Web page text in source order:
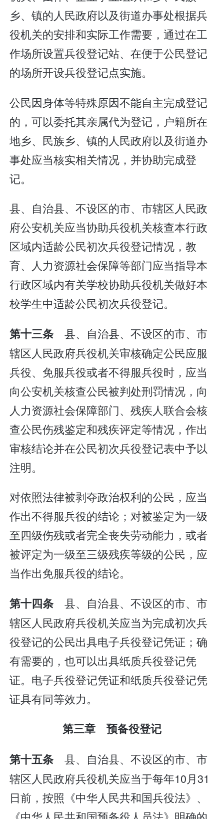
乡、镇的人民政府以及街道办事处根据兵
役机关的安排和实际工作需要，通过在工
作场所设置兵役登记站、在便于公民登记
的场所开设兵役登记点实施。
公民因身体等特殊原因不能自主完成登记
的，可以委托其亲属代为登记，户籍所在
地乡、民族乡、镇的人民政府以及街道办
事处应当核实相关情况，并协助完成登
记。
县、自治县、不设区的市、市辖区人民政
府公安机关应当协助兵役机关核查本行政
区域内适龄公民初次兵役登记情况，教
育、人力资源社会保障等部门应当指导本
行政区域内有关学校协助兵役机关做好本
校学生中适龄公民初次兵役登记。
第十三条县、自治县、不设区的市、市
辖区人民政府兵役机关审核确定公民应服
兵役、免服兵役或者不得服兵役时，应当
向公安机关核查公民被判处刑罚情况，向
人力资源社会保障部门、残疾人联合会核
查公民伤残鉴定和残疾评定等情况，作出
审核结论并在公民初次兵役登记表中予以
注明。
对依照法律被剥夺政治权利的公民，应当
作出不得服兵役的结论；对被鉴定为一级
至四级伤残或者完全丧失劳动能力，或者
被评定为一级至三级残疾等级的公民，应
当作出免服兵役的结论。
第十四条县、自治县、不设区的市、市
辖区人民政府兵役机关应当为完成初次兵
役登记的公民出具电子兵役登记凭证；确
有需要的，也可以出具纸质兵役登记凭
证。电子兵役登记凭证和纸质兵役登记凭
证具有同等效力。
第三章 预备役登记
第十五条县、自治县、不设区的市、市
辖区人民政府兵役机关应当于每年10月31
日前，按照《中华人民共和国兵役法》、